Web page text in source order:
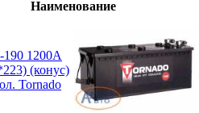
Наименование
1200А
(конус)
Tornado